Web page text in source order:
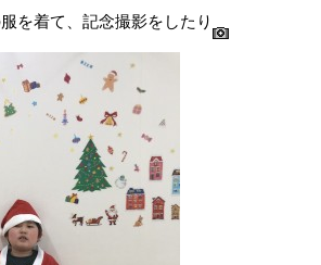
を着て、記念撮影をしたり